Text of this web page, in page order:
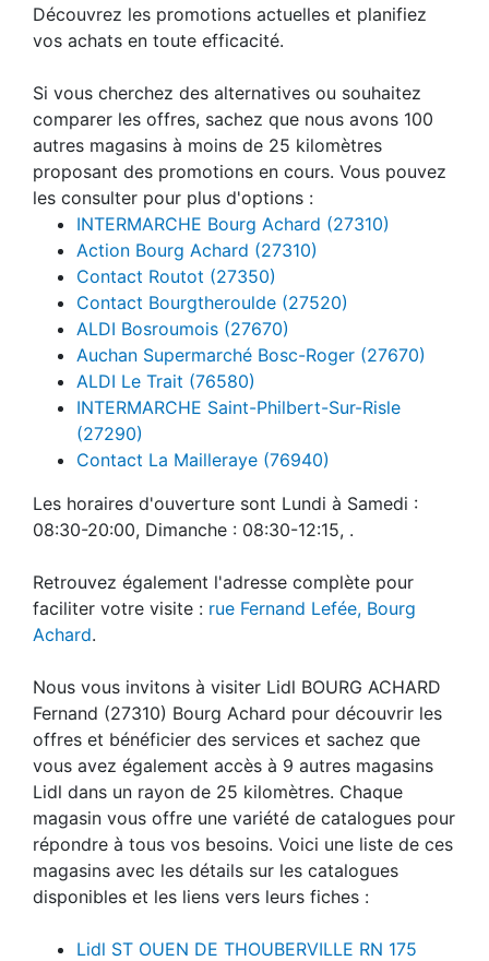
Découvrez les promotions actuelles et planifiez
vos achats en toute efficacité.
Si vous cherchez des alternatives ou souhaitez
comparer les offres, sachez que nous avons 100
autres magasins à moins de 25 kilomètres
proposant des promotions en cours. Vous pouvez
les consulter pour plus d'options :
INTERMARCHE Bourg Achard (27310)
Action Bourg Achard (27310)
Contact Routot (27350)
Contact Bourgtheroulde (27520)
ALDI Bosroumois (27670)
Auchan Supermarché Bosc-Roger (27670)
ALDI Le Trait (76580)
INTERMARCHE Saint-Philbert-Sur-Risle
(27290)
Contact La Mailleraye (76940)
Les horaires d'ouverture sont Lundi à Samedi :
08:30-20:00, Dimanche : 08:30-12:15, .
Retrouvez également l'adresse complète pour
faciliter votre visite : rue Fernand Lefée, Bourg
Achard.
Nous vous invitons à visiter Lidl BOURG ACHARD
Fernand (27310) Bourg Achard pour découvrir les
offres et bénéficier des services et sachez que
vous avez également accès à 9 autres magasins
Lidl dans un rayon de 25 kilomètres. Chaque
magasin vous offre une variété de catalogues pour
répondre à tous vos besoins. Voici une liste de ces
magasins avec les détails sur les catalogues
disponibles et les liens vers leurs fiches :
Lidl ST OUEN DE THOUBERVILLE RN 175